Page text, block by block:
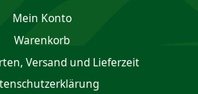
Mein Konto
Waren­korb
Versand und Lieferzeit